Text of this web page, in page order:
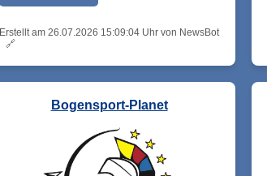
Erstellt am 26.07.2026 15:09:04 Uhr von NewsBot
🔗
Bogensport-Planet